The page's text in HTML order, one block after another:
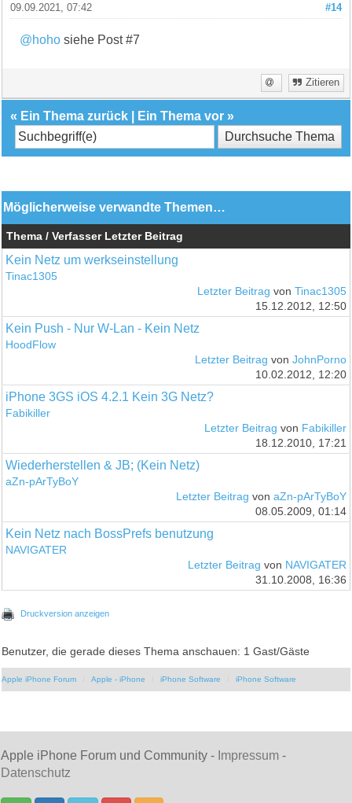
#14
09.09.2021, 07:42
@hoho siehe Post #7
Zitieren
« Ein Thema zurück Ein Thema vor »
Möglicherweise verwandte Themen…
Thema / Verfasser Letzter Beitrag
Kein Netz um werkseinstellung
Tinac1305
Letzter Beitrag von Tinac1305
15.12.2012, 12:50
Kein Push - Nur W-Lan - Kein Netz
HoodFlow
Letzter Beitrag von JohnPorno
10.02.2012, 12:20
iPhone 3GS iOS 4.2.1 Kein 3G Netz?
Fabikiller
Letzter Beitrag von Fabikiller
18.12.2010, 17:21
Wiederherstellen & JB; (Kein Netz)
aZn-pArTyBoY
Letzter Beitrag von aZn-pArTyBoY
08.05.2009, 01:14
Kein Netz nach BossPrefs benutzung
NAVIGATER
Letzter Beitrag von NAVIGATER
31.10.2008, 16:36
Druckversion anzeigen
Benutzer, die gerade dieses Thema anschauen: 1 Gast/Gäste
Apple iPhone Forum Apple - iPhone iPhone Software iPhone Software
Apple iPhone Forum und Community - Impressum -
Datenschutz